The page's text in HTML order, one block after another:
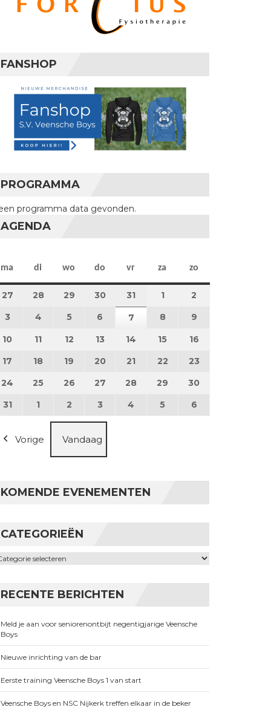
FANSHOP
PROGRAMMA
programma data gevonden.
AGENDA
ma maandag
di dinsdag
wo woensdag
do donderdag
vr vrijdag
za zaterdag
zo
27 27 juli 2026
28 28 juli 2026
29 29 juli 2026
3030 juli 2026
31 31 juli 2026
11 augustus 2026
2
3 3 augustus 2026
4 4 augustus 2026
55 augustus 2026
6 6 augustus 2026
7 7 augustus 2026
8 8 augustus 2026
9
10 10 augustus 2026
11 11 augustus 2026
12 12 augustus 2026
13 13 augustus 2026
14 14 augustus 2026
15 15 augustus 2026
16
17 17 augustus 2026
18 18 augustus 2026
19 19 augustus 2026
20 20 augustus 2026
21 21 augustus 2026
22 22 augustus 2026
23
24 24 augustus 2026
25 25 augustus 2026
26 26 augustus 2026
27 27 augustus 2026
28 28 augustus 2026
29 29 augustus 2026
30
3131 augustus 2026
1 1 september 2026
2 2 september 2026
3 3 september 2026
4 4 september 2026
5 5 september 2026
6
Vorige Vandaag
KOMENDE EVENEMENTEN
CATEGORIEËN
RECENTE BERICHTEN
Meld je aan voor seniorenontbijt negentigjarige Veensche
Boys
Nieuwe inrichting van de bar
Eerste training Veensche Boys 1 van start
Veensche Boys en NSC Nijkerk treffen elkaar in de beker